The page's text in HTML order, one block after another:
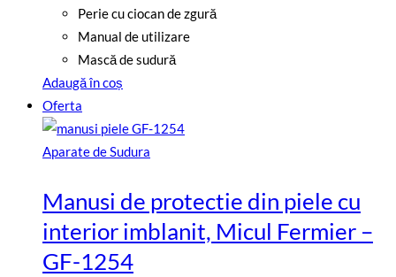
48999
lei.
lei.
Perie cu ciocan de zgură
Manual de utilizare
Mască de sudură
Adaugă în coș
Oferta
Aparate de Sudura
Manusi de protectie din piele cu
interior imblanit, Micul Fermier –
GF-1254